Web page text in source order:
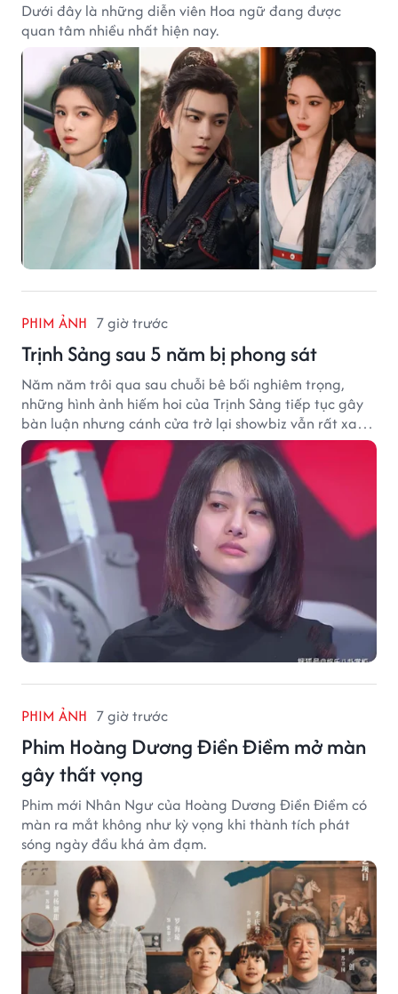
Dưới đây là những diễn viên Hoa ngữ đang được
quan tâm nhiều nhất hiện nay.
PHIM ẢNH 7 giờ trước
Trịnh Sảng sau 5 năm bị phong sát
Năm năm trôi qua sau chuỗi bê bối nghiêm trọng,
những hình ảnh hiếm hoi của Trịnh Sảng tiếp tục gây
bàn luận nhưng cánh cửa trở lại showbiz vẫn rất xa
vời.
PHIM ẢNH 7 giờ trước
Phim Hoàng Dương Điền Điềm mở màn
gây thất vọng
Phim mới Nhân Ngư của Hoàng Dương Điền Điềm có
màn ra mắt không như kỳ vọng khi thành tích phát
sóng ngày đầu khá ảm đạm.